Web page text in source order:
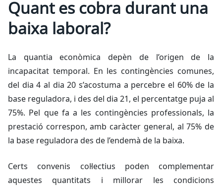
Quant es cobra durant una
baixa laboral?
La quantia econòmica depèn de l’origen de la
incapacitat temporal. En les contingències comunes,
del dia 4 al dia 20 s’acostuma a percebre el 60% de la
base reguladora, i des del dia 21, el percentatge puja al
75%. Pel que fa a les contingències professionals, la
prestació correspon, amb caràcter general, al 75% de
la base reguladora des de l’endemà de la baixa.
Certs convenis col·lectius poden complementar
aquestes quantitats i millorar les condicions